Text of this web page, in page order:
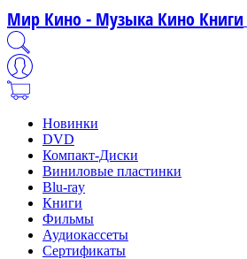
Мир Кино - Музыка Кино Книги
Новинки
DVD
Компакт-Диски
Виниловые пластинки
Blu-ray
Книги
Фильмы
Аудиокассеты
Сертификаты